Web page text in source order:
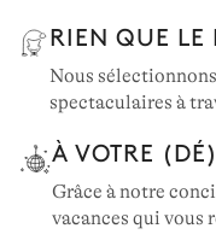
RIEN QUE LE
Nous
spectaculaires à
À VOTRE
Grâce à notre
vacances qui vous